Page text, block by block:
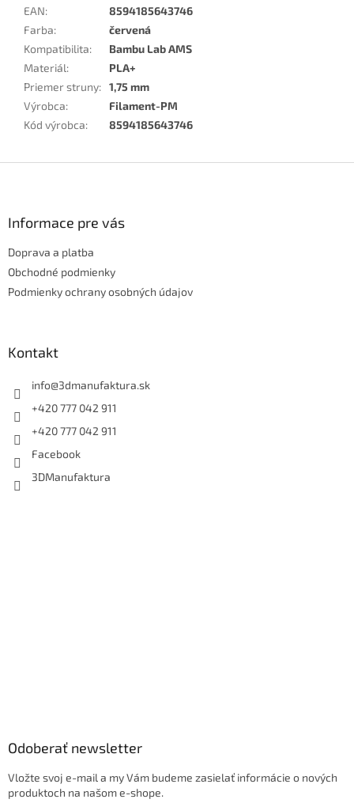
EAN:
8594185643746
Farba:
červená
Kompatibilita:
Bambu Lab AMS
Materiál:
PLA+
Priemer struny: 1,75 mm
Výrobca:
Filament-PM
Kód výrobca: 8594185643746
Informace pre vás
Doprava a platba
Obchodné podmienky
Podmienky ochrany osobných údajov
Kontakt
info@3dmanufaktura.sk
+420 777 042 911
+420 777 042 911
Facebook
3DManufaktura
Odoberať newsletter
Vložte svoj e-mail a my Vám budeme zasielať informácie o nových
produktoch na našom e-shope.